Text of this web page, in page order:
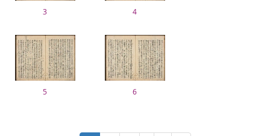
3 4
5 6